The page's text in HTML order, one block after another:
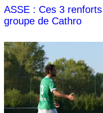
ASSE : Ces 3
groupe de Cathro